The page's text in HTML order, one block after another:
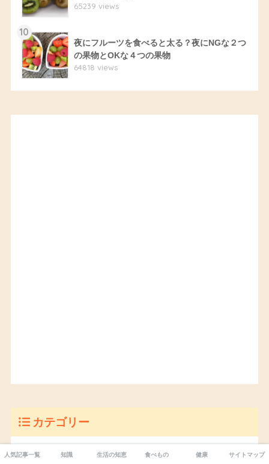
65239 views
10
夜にフルーツを食べると太る？夜にNGな２つ
の果物とOKな４つの果物
64818 views
カテゴリー
カビ
人気記事一覧 知識 生活の知恵 食べもの 健康 サイトマップ